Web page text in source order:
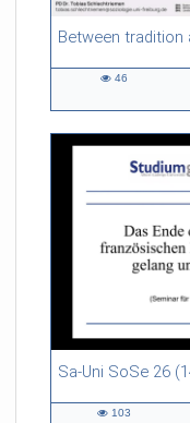
54:13 duration
46
Sa-Uni SoSe 26
46:53 duration
103